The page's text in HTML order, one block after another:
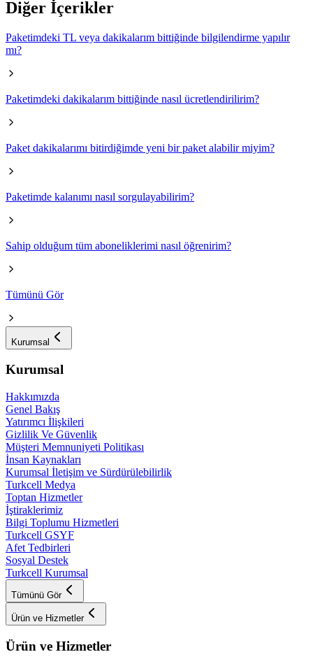
Diğer İçerikler
Paketimdeki TL veya dakikalarım bittiğinde bilgilendirme yapılır
mı?
Paketimdeki dakikalarım bittiğinde nasıl ücretlendirilirim?
Paket dakikalarımı bitirdiğimde yeni bir paket alabilir miyim?
Paketimde kalanımı nasıl sorgulayabilirim?
Sahip olduğum tüm aboneliklerimi nasıl öğrenirim?
Tümünü Gör
Kurumsal
Kurumsal
Hakkımızda
Genel Bakış
Yatırımcı İlişkileri
Gizlilik Ve Güvenlik
Müşteri Memnuniyeti Politikası
İnsan Kaynakları
Kurumsal İletişim ve Sürdürülebilirlik
Turkcell Medya
Toptan Hizmetler
İştiraklerimiz
Bilgi Toplumu Hizmetleri
Turkcell GSYF
Afet Tedbirleri
Sosyal Destek
Turkcell Kurumsal
Tümünü Gör
Ürün ve Hizmetler
Ürün ve Hizmetler